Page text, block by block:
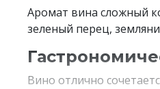
Аромат вина сложный
зеленый перец,
Вино отлично